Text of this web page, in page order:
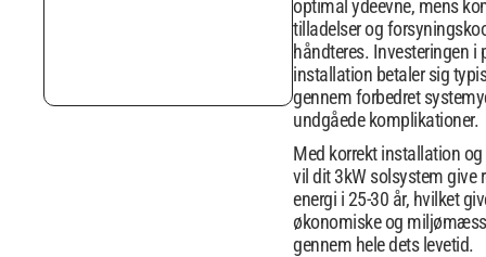
optimal ydeevne, mens
tilladelser og
håndteres. Investeringen i
installation betaler sig
gennem forbedret
undgåede komplikationer.
Med korrekt installation
vil dit 3kW solsystem give
energi i 25-30 år, hvilket
økonomiske og
gennem hele dets levetid.